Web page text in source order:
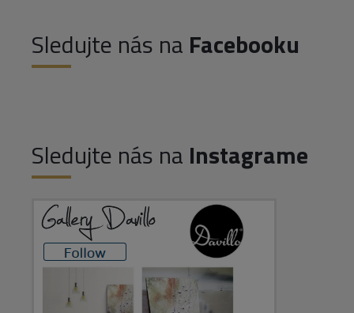
Sledujte nás na Facebooku
Sledujte nás na Instagrame